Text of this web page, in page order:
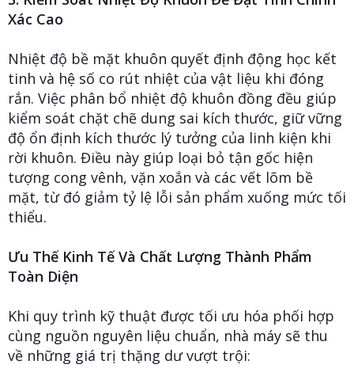
Xác Cao
Nhiệt độ bề mặt khuôn quyết định động học kết
tinh và hệ số co rút nhiệt của vật liệu khi đóng
rắn. Việc phân bổ nhiệt độ khuôn đồng đều giúp
kiểm soát chặt chẽ dung sai kích thước, giữ vững
độ ổn định kích thước lý tưởng của linh kiện khi
rời khuôn. Điều này giúp loại bỏ tận gốc hiện
tượng cong vênh, vặn xoắn và các vết lõm bề
mặt, từ đó giảm tỷ lệ lỗi sản phẩm xuống mức tối
thiểu.
Ưu Thế Kinh Tế Và Chất Lượng Thành Phẩm
Toàn Diện
Khi quy trình kỹ thuật được tối ưu hóa phối hợp
cùng nguồn nguyên liệu chuẩn, nhà máy sẽ thu
về những giá trị thặng dư vượt trội: